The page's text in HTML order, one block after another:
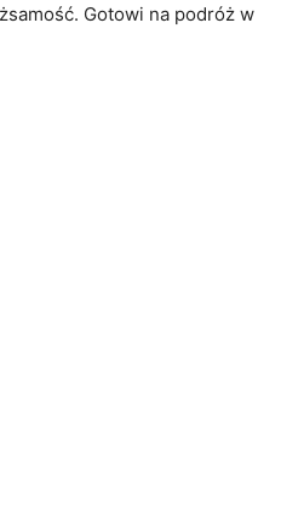
⁢Gotowi ​na podróż w